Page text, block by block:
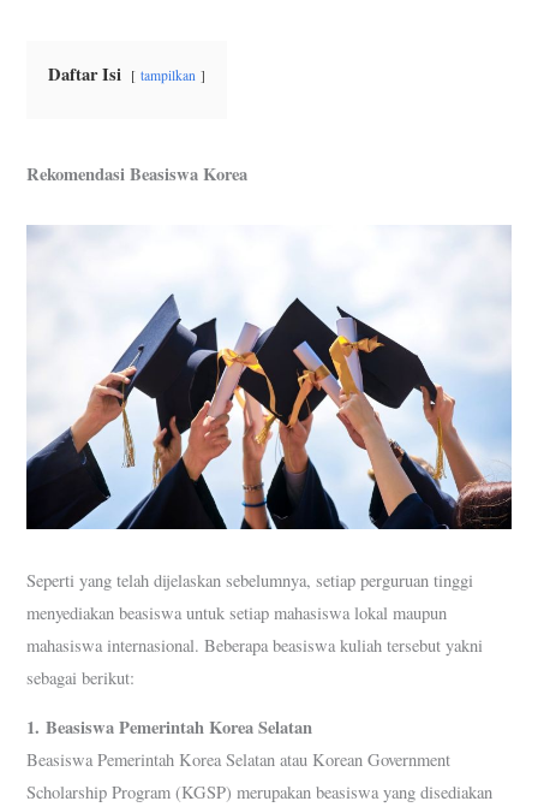
Daftar Isi tampilkan
Rekomendasi Beasiswa Korea
Seperti yang telah dijelaskan sebelumnya, setiap perguruan tinggi
menyediakan beasiswa untuk setiap mahasiswa lokal maupun
mahasiswa internasional. Beberapa beasiswa kuliah tersebut yakni
sebagai berikut:
1.Beasiswa Pemerintah Korea Selatan
Beasiswa Pemerintah Korea Selatan atau Korean Government
Scholarship Program (KGSP) merupakan beasiswa yang disediakan